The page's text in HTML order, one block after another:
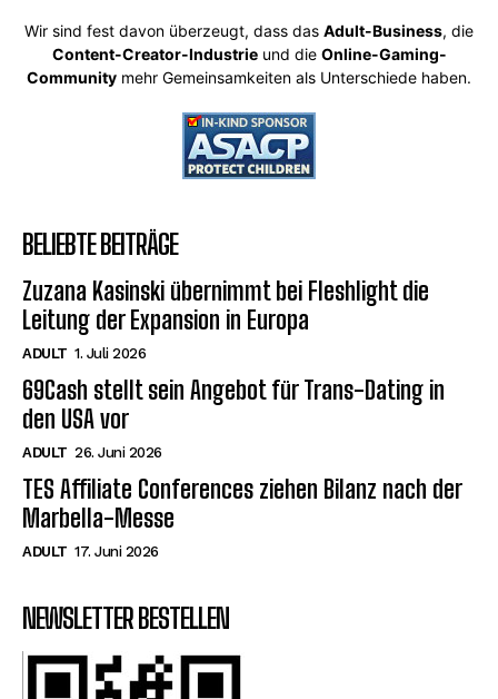
Wir sind fest davon überzeugt, dass das Adult-Business, die
Content-Creator-Industrieund die Online-Gaming-
Community mehr Gemeinsamkeiten als Unterschiede haben.
BELIEBTE BEITRÄGE
Zuzana Kasinski übernimmt bei Fleshlight die
Leitung der Expansion in Europa
ADULT 1. Juli 2026
69Cash stellt sein Angebot für Trans-Dating in
den USA vor
ADULT 26. Juni 2026
TES Affiliate Conferences ziehen Bilanz nach der
Marbella-Messe
ADULT 17. Juni 2026
NEWSLETTER BESTELLEN